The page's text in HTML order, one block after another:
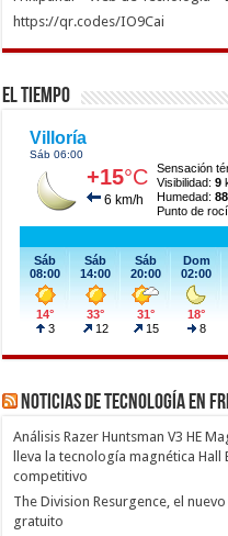
https://qr.codes/IO9Cai
El Tiempo
Noticias de Tecnología en
Análisis Razer Huntsman V3 HE
lleva la tecnología magnética
competitivo
The Division Resurgence, el
gratuito